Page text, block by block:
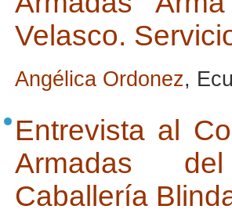
Velasco.
Angélica Ordonez,
Entrevista al
Armadas
Caballería